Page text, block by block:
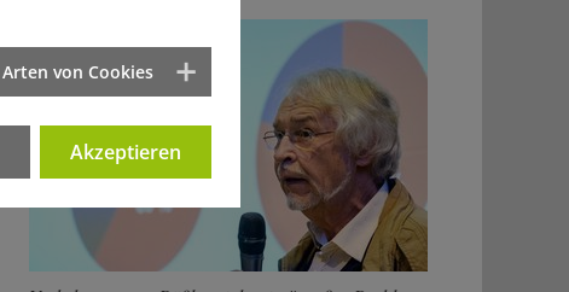
Arten von Cookies
Akzeptieren